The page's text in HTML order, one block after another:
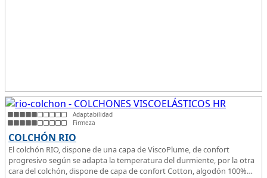
Adaptabilidad
Firmeza
COLCHÓN RIO
El colchón RIO, dispone de una capa de ViscoPlume, de confort
progresivo según se adapta la temperatura del durmiente, por la otra
cara del colchón, dispone de capa de confort Cotton, algodón 100%